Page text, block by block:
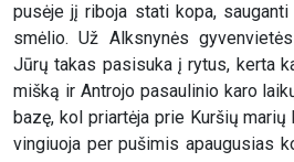
pusėje jį riboja stati kopa,
smėlio. Už Alksnynės
Jūrų takas pasisuka į rytus, kerta
mišką ir Antrojo pasaulinio karo
bazę, kol priartėja prie Kuršių
vingiuoja per pušimis apaugusias